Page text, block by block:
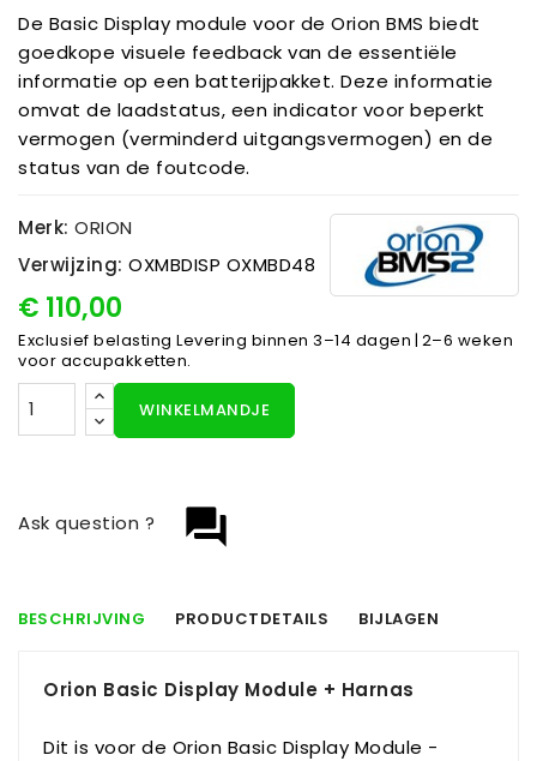
De Basic Display module voor de Orion BMS biedt
goedkope visuele feedback van de essentiële
informatie op een batterijpakket. Deze informatie
omvat de laadstatus, een indicator voor beperkt
vermogen (verminderd uitgangsvermogen) en de
status van de foutcode.
Merk: ORION
Verwijzing: OXMBDISP OXMBD48
€ 110,00
Exclusief belasting Levering binnen 3–14 dagen | 2–6 weken
voor accupakketten.
WINKELMANDJE
question_answer
Ask question ?
BESCHRIJVING PRODUCTDETAILS BIJLAGEN
Orion Basic Display Module + Harnas
Dit is voor de Orion Basic Display Module -